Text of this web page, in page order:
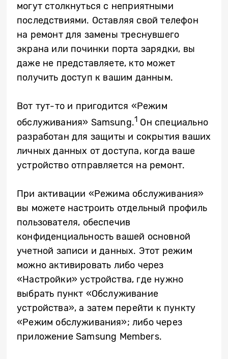
могут столкнуться с неприятными
последствиями. Оставляя свой телефон
на ремонт для замены треснувшего
экрана или починки порта зарядки, вы
даже не представляете, кто может
получить доступ к вашим данным.
Вот тут-то и пригодится «Режим
обслуживания» Samsung.1 Он специально
разработан для защиты и сокрытия ваших
личных данных от доступа, когда ваше
устройство отправляется на ремонт.
При активации «Режима обслуживания»
вы можете настроить отдельный профиль
пользователя, обеспечив
конфиденциальность вашей основной
учетной записи и данных. Этот режим
можно активировать либо через
«Настройки» устройства, где нужно
выбрать пункт «Обслуживание
устройства», а затем перейти к пункту
«Режим обслуживания»; либо через
приложение Samsung Members.